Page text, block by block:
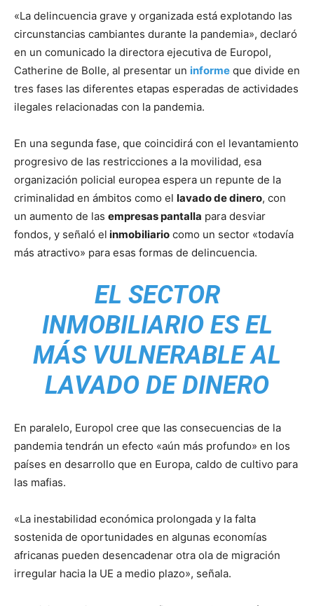
«La delincuencia grave y organizada está explotando las
circunstancias cambiantes durante la pandemia», declaró
en un comunicado la directora ejecutiva de Europol,
Catherine de Bolle, al presentar un informe que divide en
tres fases las diferentes etapas esperadas de actividades
ilegales relacionadas con la pandemia.
En una segunda fase, que coincidirá con el levantamiento
progresivo de las restricciones a la movilidad, esa
organización policial europea espera un repunte de la
criminalidad en ámbitos como el lavado de dinero, con
un aumento de las empresas pantalla para desviar
fondos, y señaló el inmobiliario como un sector «todavía
más atractivo» para esas formas de delincuencia.
EL SECTOR
INMOBILIARIO ES EL
MÁS VULNERABLE AL
LAVADO DE DINERO
En paralelo, Europol cree que las consecuencias de la
pandemia tendrán un efecto «aún más profundo» en los
países en desarrollo que en Europa, caldo de cultivo para
las mafias.
«La inestabilidad económica prolongada y la falta
sostenida de oportunidades en algunas economías
africanas pueden desencadenar otra ola de migración
irregular hacia la UE a medio plazo», señala.